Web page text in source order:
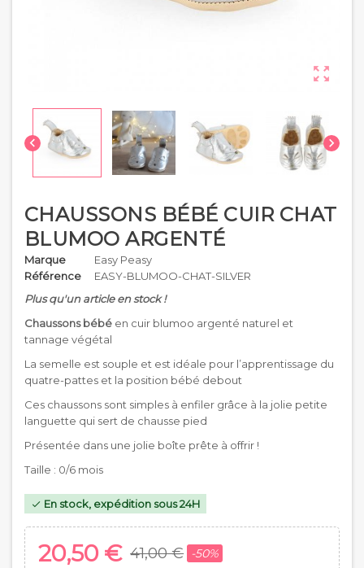

 
CHAUSSONS BÉBÉ CUIR CHAT
BLUMOO ARGENTÉ
Marque
Easy Peasy
Référence
EASY-BLUMOO-CHAT-SILVER
Plus qu'un article en stock !
Chaussons bébé en cuir blumoo argenté naturel et
tannage végétal
La semelle est souple et est idéale pour l’apprentissage du
quatre-pattes et la position bébé debout
Ces chaussons sont simples à enfiler grâce à la jolie petite
languette qui sert de chausse pied
Présentée dans une jolie boîte prête à offrir !
Taille : 0/6 mois
 En stock, expédition sous 24H
20,50 € 41,00 € -50%